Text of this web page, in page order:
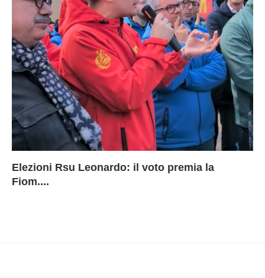
Elezioni Rsu Leonardo: il voto premia la
Fiom....